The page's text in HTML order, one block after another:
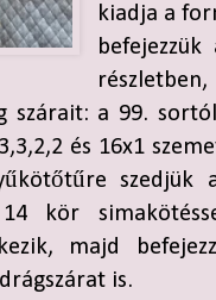
kiadja a
szárait: a 99.
és 16x1
szedjük
kör
majd
is.